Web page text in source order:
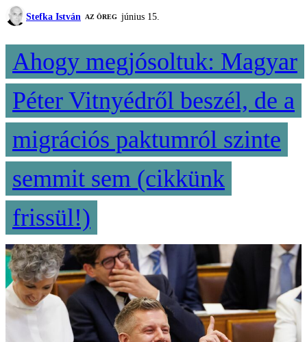
Stefka István AZ ÖREG június 15.
Ahogy megjósoltuk: Magyar
Péter Vitnyédről beszél, de a
migrációs paktumról szinte
semmit sem (cikkünk
frissül!)